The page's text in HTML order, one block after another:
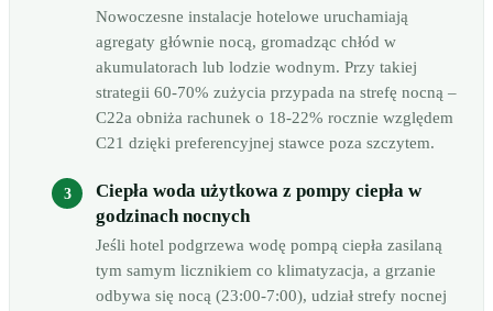
Nowoczesne instalacje hotelowe uruchamiają
agregaty głównie nocą, gromadząc chłód w
akumulatorach lub lodzie wodnym. Przy takiej
strategii 60-70% zużycia przypada na strefę nocną –
C22a obniża rachunek o 18-22% rocznie względem
C21 dzięki preferencyjnej stawce poza szczytem.
Ciepła woda użytkowa z pompy ciepła w
godzinach nocnych
Jeśli hotel podgrzewa wodę pompą ciepła zasilaną
tym samym licznikiem co klimatyzacja, a grzanie
odbywa się nocą (23:00-7:00), udział strefy nocnej